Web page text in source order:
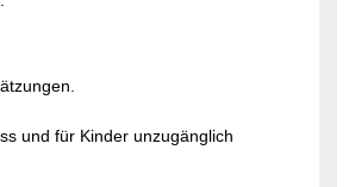
und für Kinder unzugänglich